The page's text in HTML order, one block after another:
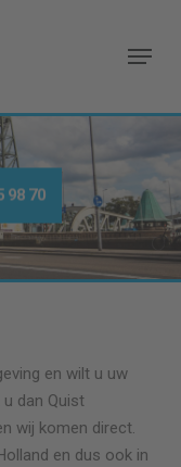
Menu
98 70
en wilt u uw
dan Quist
wij komen direct.
en dus ook in